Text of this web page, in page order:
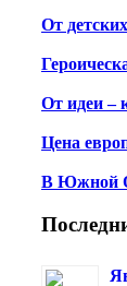
От
От идеи –
Цена
В Южной